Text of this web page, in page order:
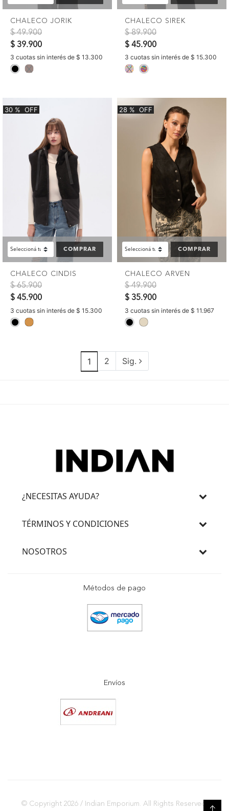
CHALECO JORIK
Precio reducido de
$ 49.900a
$ 39.900
3 cuotas sin interés de $ 13.300
selected
CHALECO SIREK
Precio reducido de
$ 89.900a
$ 45.900
3 cuotas sin interés de $ 15.300
30 % OFF
COMPRAR
CHALECO CINDIS
Precio reducido de
$ 65.900a
$ 45.900
3 cuotas sin interés de $ 15.300
selected
28 % OFF
COMPRAR
CHALECO ARVEN
Precio reducido de
$ 49.900a
$ 35.900
3 cuotas sin interés de $ 11.967
selected
1 2 Sig.
¿NECESITAS AYUDA?
TÉRMINOS Y CONDICIONES
NOSOTROS
Métodos de pago
Envíos
© Copyright 2026 / Indian Emporium. All Rights Reserved.